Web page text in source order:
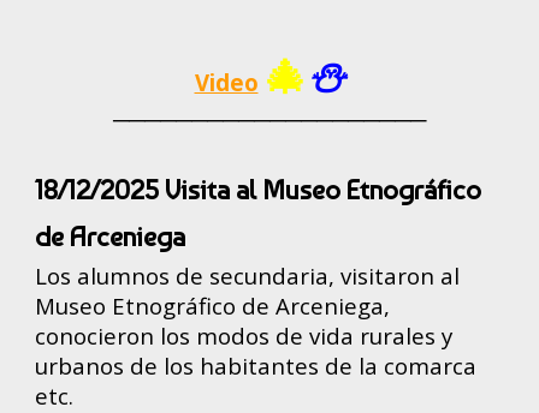
Video 🎄⛄
────────────────────
18/12/2025 Visita al Museo Etnográfico
de Arceniega
Los alumnos de secundaria, visitaron al
Museo Etnográfico de Arceniega,
conocieron los modos de vida rurales y
urbanos de los habitantes de la comarca
etc.